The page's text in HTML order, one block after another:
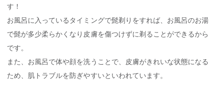
す！
お風呂に入っているタイミングで髭剃りをすれば、お風呂のお湯
で髭が多少柔らかくなり皮膚を傷つけずに剃ることができるから
です。
また、お風呂で体や顔を洗うことで、皮膚がきれいな状態になる
ため、肌トラブルを防ぎやすいといわれています。